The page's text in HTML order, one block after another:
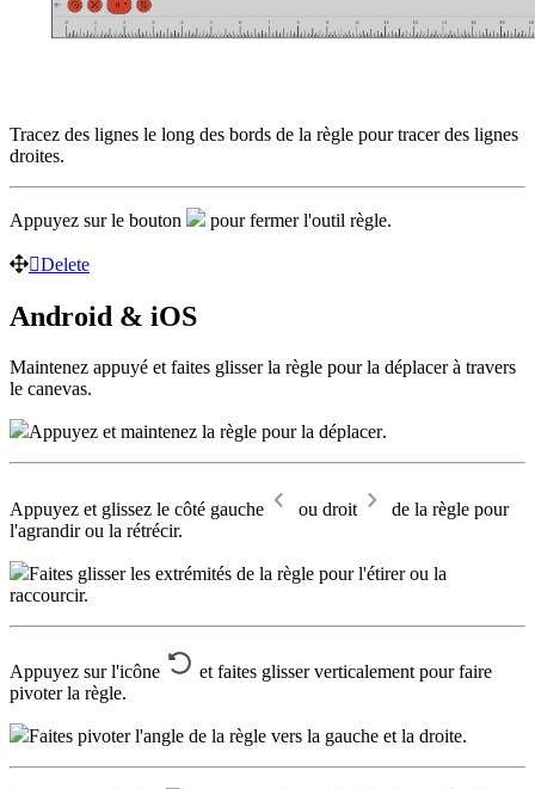
Tracez des lignes le long des bords de la règle pour tracer des lignes
droites.
Appuyez sur le bouton pour fermer l'outil règle.
Delete
Android & iOS
Maintenez appuyé et faites glisser la règle pour la déplacer à travers
le canevas.
Appuyez et maintenez la règle pour la déplacer.
Appuyez et glissez le côté gauche ou droit
de la règle pour
l'agrandir ou la rétrécir.
Faites glisser les extrémités de la règle pour l'étirer ou la
raccourcir.
Appuyez sur l'icône
et faites glisser verticalement pour faire
pivoter la règle.
Faites pivoter l'angle de la règle vers la gauche et la droite.